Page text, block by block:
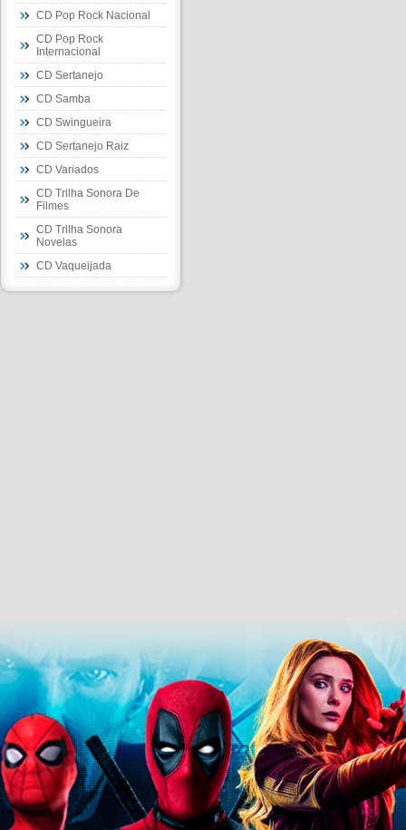
CD Pop Rock Nacional
CD Pop Rock
Internacional
CD Sertanejo
CD Samba
CD Swingueira
CD Sertanejo Raiz
CD Variados
CD Trilha Sonora De
Filmes
CD Trilha Sonora
Novelas
CD Vaqueijada